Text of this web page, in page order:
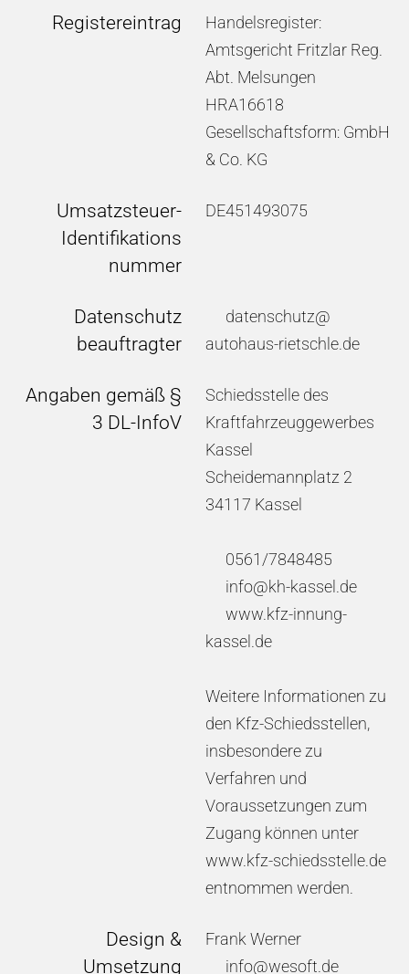
Registereintrag
Handelsregister:
Amtsgericht Fritzlar Reg.
Abt. Melsungen
HRA16618
Gesellschaftsform: GmbH
& Co. KG
Umsatzsteuer-
Identifikations
nummer
DE451493075
Datenschutz
beauftragter
datenschutz@
autohaus-rietschle.de
Angaben gemäß §
3 DL-InfoV
Schiedsstelle des
Kraftfahrzeuggewerbes
Kassel
Scheidemannplatz 2
34117 Kassel
0561/7848485
info@kh-kassel.de
www.kfz-innung-
kassel.de
Weitere Informationen zu
den Kfz-Schiedsstellen,
insbesondere zu
Verfahren und
Voraussetzungen zum
Zugang können unter
www.kfz-schiedsstelle.de
entnommen werden.
Design &
Umsetzung
Frank Werner
info@wesoft.de